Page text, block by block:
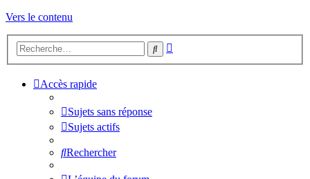
Vers le contenu
Rechercher
Accès rapide
Sujets sans réponse
Sujets actifs
Rechercher